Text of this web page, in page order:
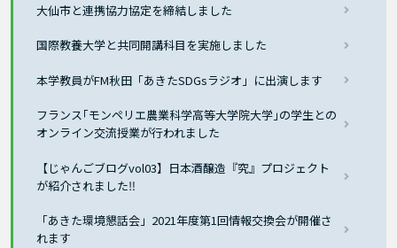
大仙市と連携協力協定を締結しました
国際教養大学と共同開講科目を実施しました
本学教員がFM秋田「あきたSDGsラジオ」に出演します
フランス｢モンペリエ農業科学高等大学院大学｣の学生との
オンライン交流授業が行われました
【じゃんごブログvol03】日本酒醸造『究』プロジェクト
が紹介されました‼
「あきた環境懇話会」2021年度第1回情報交換会が開催さ
れます